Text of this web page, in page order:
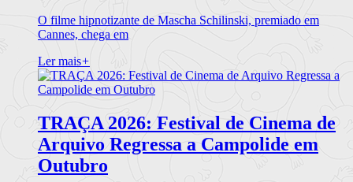
O filme hipnotizante de Mascha Schilinski, premiado em
Cannes, chega em
Ler mais+
TRAÇA 2026: Festival de Cinema de
Arquivo Regressa a Campolide em
Outubro